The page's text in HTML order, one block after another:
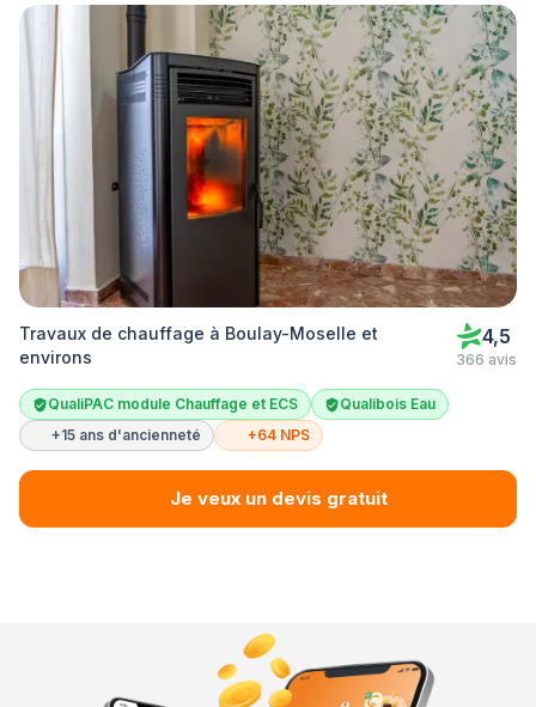
Travaux de chauffage à Boulay-Moselle et
environs
4,5
366 avis
QualiPAC module Chauffage et ECS
Qualibois Eau
+15 ans d'ancienneté
+64 NPS
Je veux un devis gratuit